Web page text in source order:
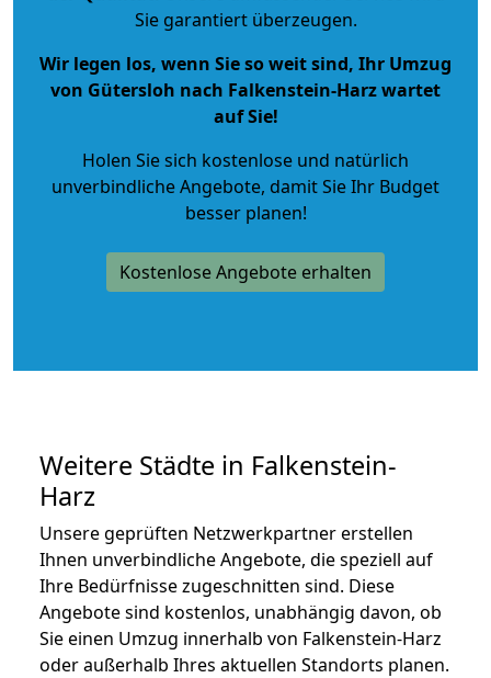
Sie garantiert überzeugen.
Wir legen los, wenn Sie so weit sind, Ihr Umzug
von Gütersloh nach Falkenstein-Harz wartet
auf Sie!
Holen Sie sich kostenlose und natürlich
unverbindliche Angebote, damit Sie Ihr Budget
besser planen!
Kostenlose Angebote erhalten
Weitere Städte in Falkenstein-
Harz
Unsere geprüften Netzwerkpartner erstellen
Ihnen unverbindliche Angebote, die speziell auf
Ihre Bedürfnisse zugeschnitten sind. Diese
Angebote sind kostenlos, unabhängig davon, ob
Sie einen Umzug innerhalb von Falkenstein-Harz
oder außerhalb Ihres aktuellen Standorts planen.